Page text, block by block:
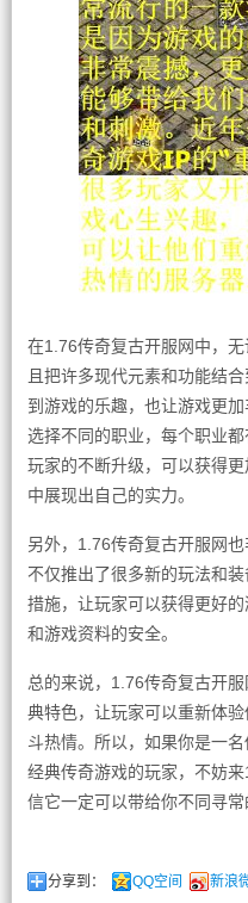
在1.76传奇复古开服网中，
且把许多现代元素和功能结
到游戏的乐趣，也让游戏更
选择不同的职业，每个职业
玩家的不断升级，可以获得
中展现出自己的实力。
另外，1.76传奇复古开服网
不仅推出了很多新的玩法和
措施，让玩家可以获得更好
和游戏资料的安全。
总的来说，1.76传奇复古开
典特色，让玩家可以重新体
斗热情。所以，如果你是一
经典传奇游戏的玩家，不妨
信它一定可以带给你不同寻常
分享到： QQ空间 新浪